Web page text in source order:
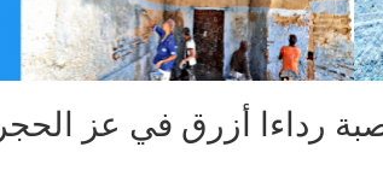
رداءا أزرق في عز الحجر